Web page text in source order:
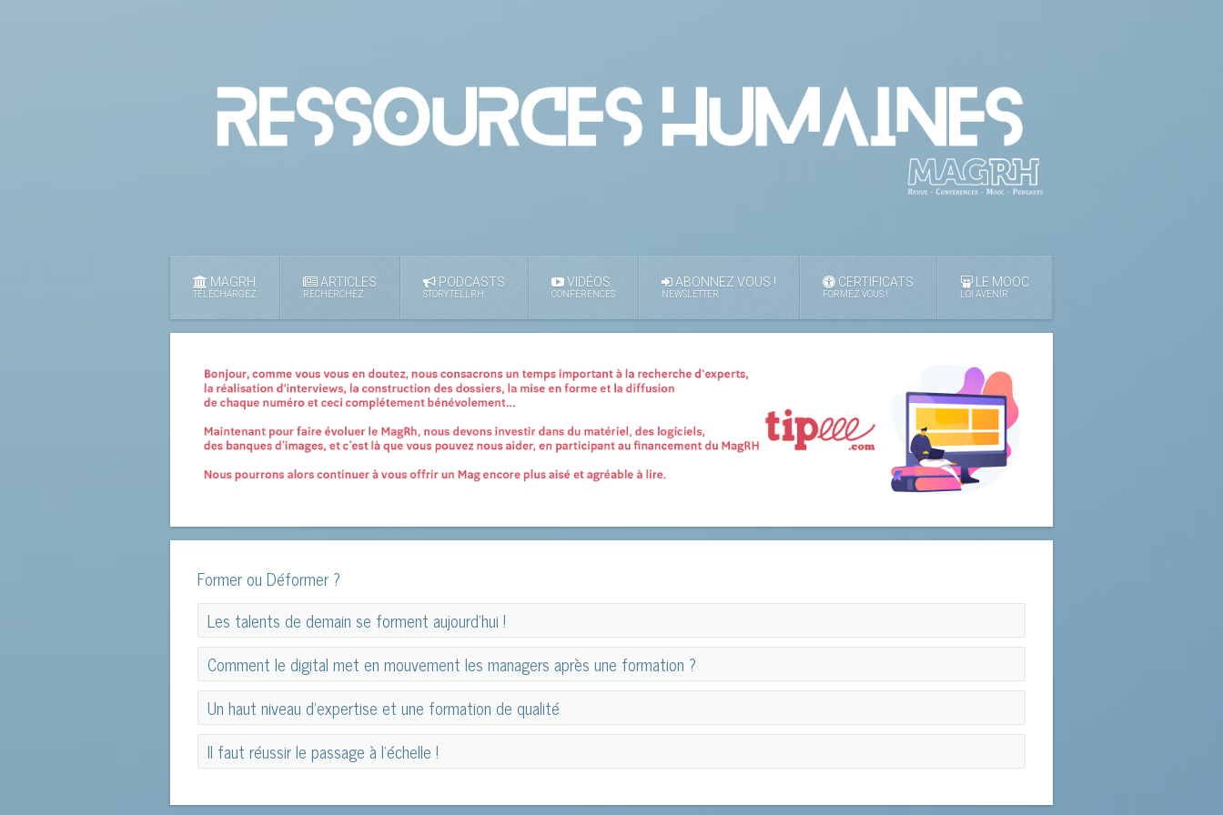
MAGRH
TÉLÉCHARGEZ
ARTICLES
RECHERCHEZ
PODCASTS
STORYTELLRH
VIDÉOS
CONFÉRENCES
ABONNEZ VOUS !
NEWSLETTER
CERTIFICATS
FORMEZ VOUS !
LE MOOC
LOI AVENIR
Former ou Déformer ?
Les talents de demain se forment aujourd’hui !
Les talents de demain se forment aujourd’hui !
Comment le digital met en mouvement les managers après une formation ?
Comment le digital met en mouvement les managers après une formation ?
Un haut niveau d'expertise et une formation de qualité
Un haut niveau d'expertise et une formation de qualité
Il faut réussir le passage à l'échelle !